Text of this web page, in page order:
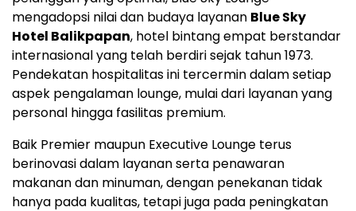
mengadopsi nilai dan budaya layanan Blue Sky
Hotel Balikpapan, hotel bintang empat berstandar
internasional yang telah berdiri sejak tahun 1973.
Pendekatan hospitalitas ini tercermin dalam setiap
aspek pengalaman lounge, mulai dari layanan yang
personal hingga fasilitas premium.
Baik Premier maupun Executive Lounge terus
berinovasi dalam layanan serta penawaran
makanan dan minuman, dengan penekanan tidak
hanya pada kualitas, tetapi juga pada peningkatan